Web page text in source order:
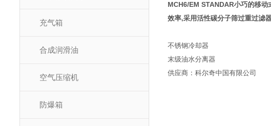
充气箱
合成润滑油
空气压缩机
防爆箱
MCH6/EM STANDAR小巧的移
效率,采用活性碳分子筛过重过滤
不锈钢冷却器
末级油水分离器
供应商：科尔奇中国有限公司